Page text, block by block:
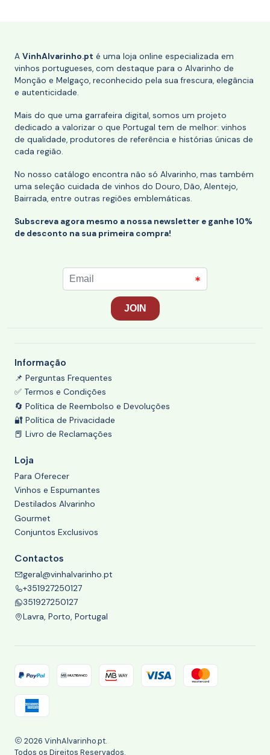
A VinhAlvarinho.pt é uma loja online especializada em
vinhos portugueses, com destaque para o Alvarinho de
Monção e Melgaço, reconhecido pela sua frescura, elegância
e autenticidade.
Mais do que uma garrafeira digital, somos um projeto
dedicado a valorizar o que Portugal tem de melhor: vinhos
de qualidade, produtores de referência e histórias únicas de
cada região.
No nosso catálogo encontra não só Alvarinho, mas também
uma seleção cuidada de vinhos do Douro, Dão, Alentejo,
Bairrada, entre outras regiões emblemáticas.
Subscreva agora mesmo a nossa newsletter e ganhe 10%
de desconto na sua primeira compra!
Informação
📌 Perguntas Frequentes
✅ Termos e Condições
🔄 Política de Reembolso e Devoluções
🔐 Política de Privacidade
📕 Livro de Reclamações
Loja
Para Oferecer
Vinhos e Espumantes
Destilados Alvarinho
Gourmet
Conjuntos Exclusivos
Contactos
geral@vinhalvarinho.pt
+351927250127
351927250127
Lavra, Porto, Portugal
2026 VinhAlvarinho.pt.
Todos os Direitos Reservados.